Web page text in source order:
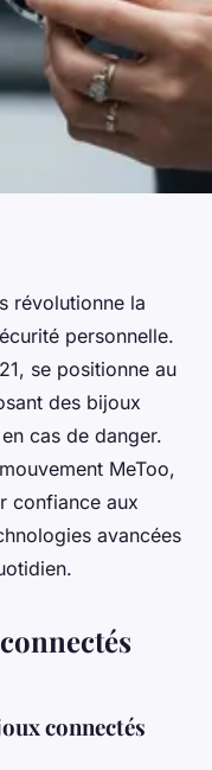
des
votre
révolutionne la
personnelle.
se positionne au
des bijoux
cas de danger.
MeToo,
confiance aux
avancées
connectés